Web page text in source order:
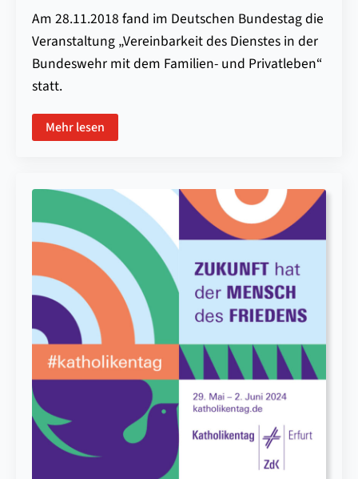
Am 28.11.2018 fand im Deutschen Bundestag die
Veranstaltung „Vereinbarkeit des Dienstes in der
Bundeswehr mit dem Familien- und Privatleben“
statt.
Mehr lesen